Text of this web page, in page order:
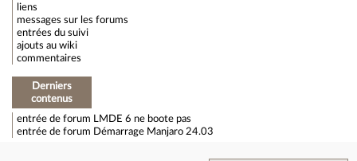
liens
messages sur les forums
entrées du suivi
ajouts au wiki
commentaires
Derniers
contenus
entrée de forum
LMDE 6 ne boote pas
entrée de forum Démarrage Manjaro 24.03